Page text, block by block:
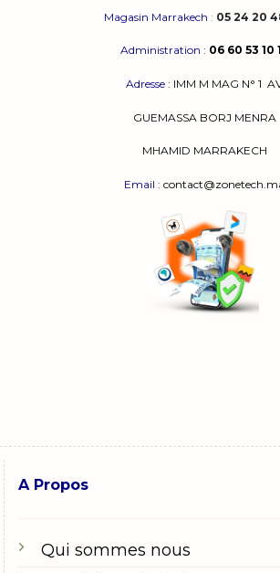
Magasin Marrakech : 05 24 20
Administration : 06 60 53 10
Adresse : IMM M MAG N° 1
GUEMASSA BORJ MENRA
MHAMID MARRAKECH
Email :
A Propos
Qui sommes nous